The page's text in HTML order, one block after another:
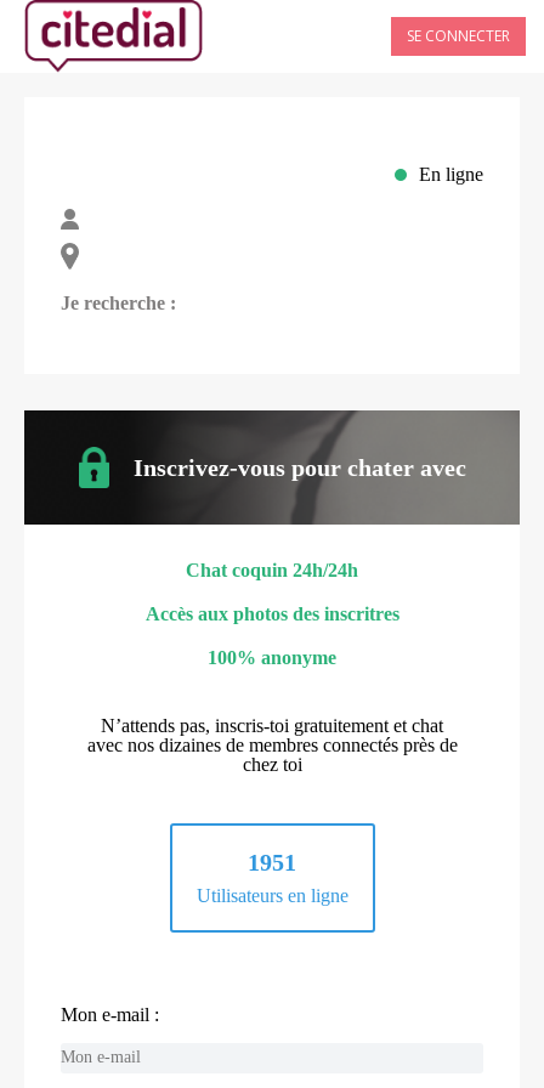
SE CONNECTER
En ligne
Je recherche :
Inscrivez-vous pour chater avec
Chat coquin 24h/24h
Accès aux photos des inscritres
100% anonyme
N’attends pas, inscris-toi gratuitement et chat
avec nos dizaines de membres connectés près de
chez toi
1951
Utilisateurs en ligne
Mon e-mail :